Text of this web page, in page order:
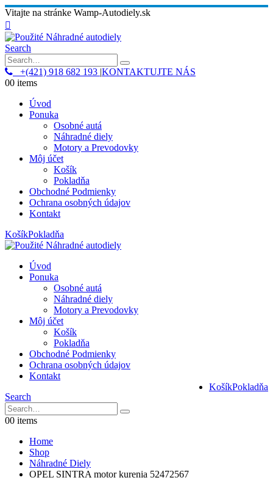
Vitajte na stránke Wamp-Autodiely.sk
Search
+(421) 918 682 193 |KONTAKTUJTE NÁS
00 items
Úvod
Ponuka
Osobné autá
Náhradné diely
Motory a Prevodovky
Môj účet
Košík
Pokladňa
Obchodné Podmienky
Ochrana osobných údajov
Kontakt
KošíkPokladňa
Úvod
Ponuka
Osobné autá
Náhradné diely
Motory a Prevodovky
Môj účet
Košík
Pokladňa
Obchodné Podmienky
Ochrana osobných údajov
Kontakt
KošíkPokladňa
Search
00 items
Home
Shop
Náhradné Diely
OPEL SINTRA motor kurenia 52472567